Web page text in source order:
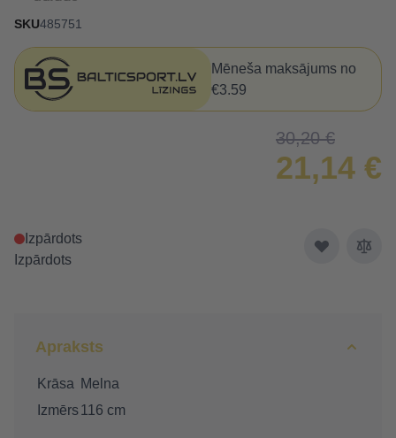
SKU485751
Mēneša maksājums no
€3.59
30,20 €
21,14 €
Izpārdots
Izpārdots
Apraksts
Krāsa Melna
Izmērs116 cm